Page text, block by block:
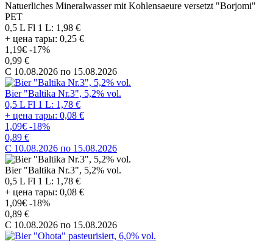
Natuerliches Mineralwasser mit Kohlensaeure versetzt "Borjomi"
PET
0,5 L Fl 1 L: 1,98 €
+ цена тары: 0,25 €
1,19€ -17%
0,99 €
C 10.08.2026 по 15.08.2026
Bier "Baltika Nr.3", 5,2% vol.
0,5 L Fl 1 L: 1,78 €
+ цена тары: 0,08 €
1,09€ -18%
0,89 €
C 10.08.2026 по 15.08.2026
Bier "Baltika Nr.3", 5,2% vol.
0,5 L Fl 1 L: 1,78 €
+ цена тары: 0,08 €
1,09€ -18%
0,89 €
C 10.08.2026 по 15.08.2026